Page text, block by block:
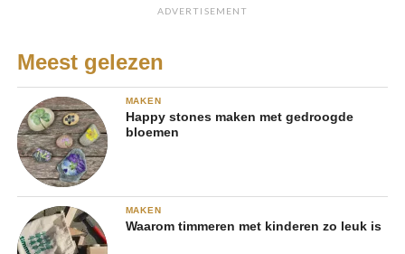
ADVERTISEMENT
Meest gelezen
MAKEN
Happy stones maken met gedroogde
bloemen
MAKEN
Waarom timmeren met kinderen zo leuk is